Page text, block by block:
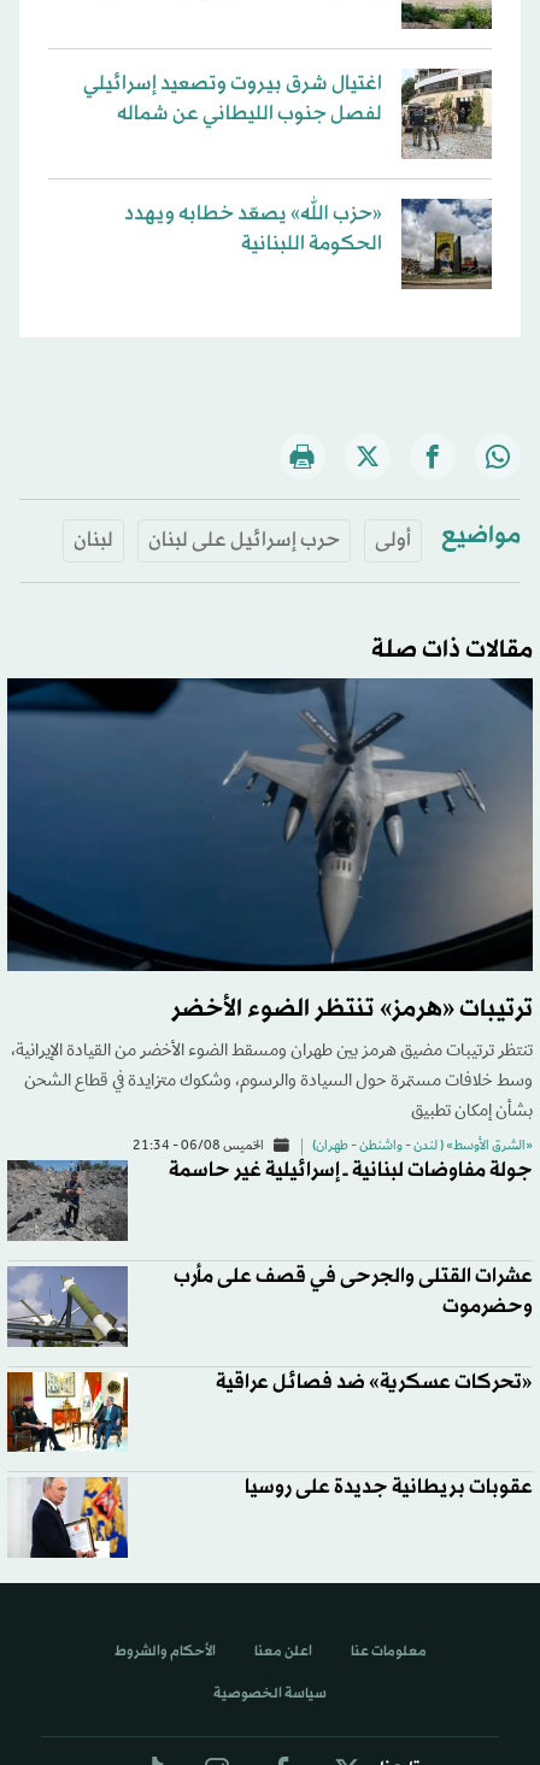
اغتيال شرق بيروت وتصعيد إسرائيلي
لفصل جنوب الليطاني عن شماله
«حزب الله» يصعّد خطابه ويهدد
الحكومة اللبنانية
مواضيع أولى حرب إسرائيل على لبنان لبنان
مقالات ذات صلة
ترتيبات «هرمز» تنتظر الضوء الأخضر
تنتظر ترتيبات مضيق هرمز بين طهران ومسقط الضوء الأخضر من القيادة الإيرانية،
وسط خلافات مستمرة حول السيادة والرسوم، وشكوك متزايدة في قطاع الشحن
بشأن إمكان تطبيق
«الشرق الأوسط» ( لندن - واشنطن - طهران) الخميس 06/08 - 21:34
جولة مفاوضات لبنانية ــ إسرائيلية غير حاسمة
عشرات القتلى والجرحى في قصف على مأرب
وحضرموت
«تحركات عسكرية» ضد فصائل عراقية
عقوبات بريطانية جديدة على روسيا
معلومات عنا اعلن معنا الأحكام والشروط
سياسة الخصوصية